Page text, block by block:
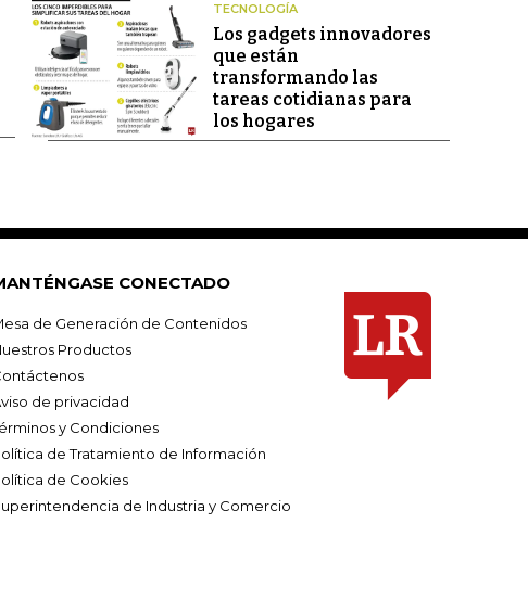
TECNOLOGÍA
Los gadgets innovadores
que están
transformando las
tareas cotidianas para
los hogares
CONECTADO
de Generación de Contenidos
Productos
de privacidad
y Condiciones
de Tratamiento de Información
de Cookies
de Industria y Comercio